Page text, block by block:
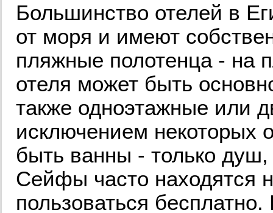
Большинство отелей в
от моря и имеют
пляжные полотенца - на
отеля может быть
также одноэтажные или
исключением некоторых
быть ванны - только
Сейфы часто находятся
пользоваться